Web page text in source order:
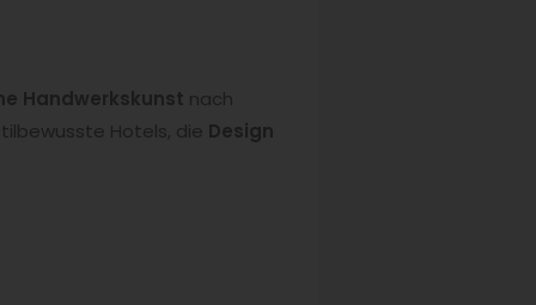
Handwerkskunst nach
Hotels, die Design